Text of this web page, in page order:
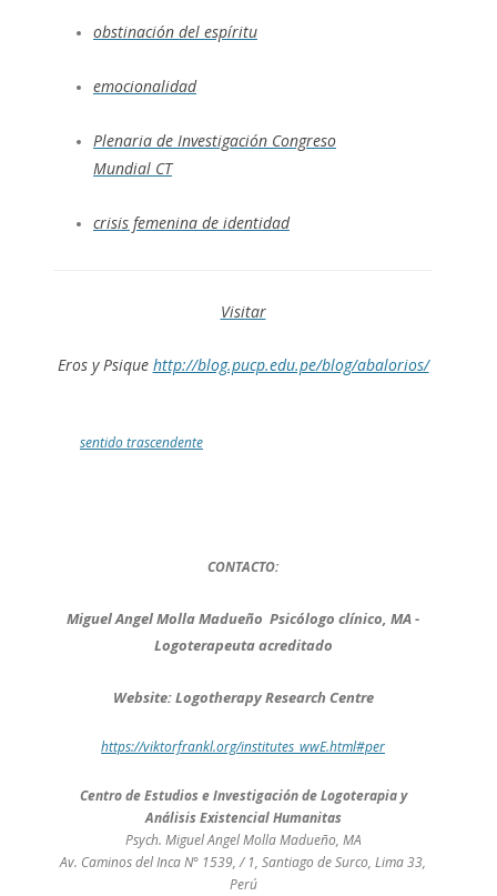
obstinación del espíritu
emocionalidad
Plenaria de Investigación Congreso
Mundial CT
crisis femenina de identidad
Visitar
Eros y Psique http://blog.pucp.edu.pe/blog/abalorios/
sentido trascendente
CONTACTO:
Miguel Angel Molla Madueño Psicólogo clínico, MA -
Logoterapeuta acreditado
Website: Logotherapy Research Centre
https://viktorfrankl.org/institutes_wwE.html#per
Centro de Estudios e Investigación de Logoterapia y
Análisis Existencial Humanitas
Psych. Miguel Angel Molla Madueño, MA
Av. Caminos del Inca N° 1539, / 1, Santiago de Surco, Lima 33,
Perú